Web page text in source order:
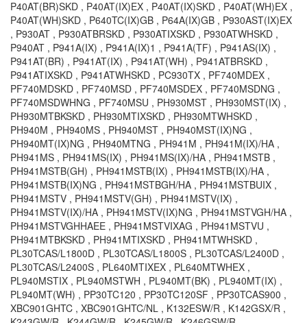
P40AT(BR)SKD , P40AT(IX)EX , P40AT(IX)SKD , P40AT(WH)EX ,
P40AT(WH)SKD , P640TC(IX)GB , P64A(IX)GB , P930AST(IX)EX
, P930AT , P930ATBRSKD , P930ATIXSKD , P930ATWHSKD ,
P940AT , P941A(IX) , P941A(IX)1 , P941A(TF) , P941AS(IX) ,
P941AT(BR) , P941AT(IX) , P941AT(WH) , P941ATBRSKD ,
P941ATIXSKD , P941ATWHSKD , PC930TX , PF740MDEX ,
PF740MDSKD , PF740MSD , PF740MSDEX , PF740MSDNG ,
PF740MSDWHNG , PF740MSU , PH930MST , PH930MST(IX) ,
PH930MTBKSKD , PH930MTIXSKD , PH930MTWHSKD ,
PH940M , PH940MS , PH940MST , PH940MST(IX)NG ,
PH940MT(IX)NG , PH940MTNG , PH941M , PH941M(IX)/HA ,
PH941MS , PH941MS(IX) , PH941MS(IX)/HA , PH941MSTB ,
PH941MSTB(GH) , PH941MSTB(IX) , PH941MSTB(IX)/HA ,
PH941MSTB(IX)NG , PH941MSTBGH/HA , PH941MSTBUIX ,
PH941MSTV , PH941MSTV(GH) , PH941MSTV(IX) ,
PH941MSTV(IX)/HA , PH941MSTV(IX)NG , PH941MSTVGH/HA ,
PH941MSTVGHHAEE , PH941MSTVIXAG , PH941MSTVU ,
PH941MTBKSKD , PH941MTIXSKD , PH941MTWHSKD ,
PL30TCAS/L1800D , PL30TCAS/L1800S , PL30TCAS/L2400D ,
PL30TCAS/L2400S , PL640MTIXEX , PL640MTWHEX ,
PL940MSTIX , PL940MSTWH , PL940MT(BK) , PL940MT(IX) ,
PL940MT(WH) , PP30TC120 , PP30TC120SF , PP30TCAS900 ,
XBC901GHTC , XBC901GHTC/NL , K132ESW/R , K142GSX/R ,